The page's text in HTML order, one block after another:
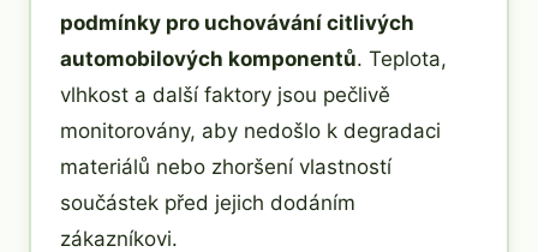
podmínky pro uchovávání citlivých
automobilových komponentů. Teplota,
vlhkost a další faktory jsou pečlivě
monitorovány, aby nedošlo k degradaci
materiálů nebo zhoršení vlastností
součástek před jejich dodáním
zákazníkovi.